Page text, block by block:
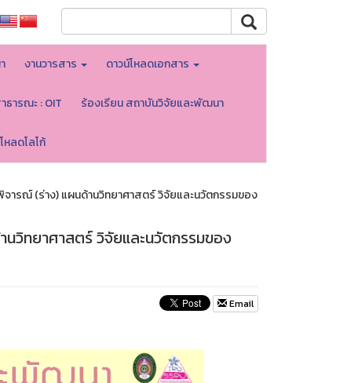
งานวารสาร ดาวน์โหลดเอกสาร
ธารณะ : OIT ร้องเรียน สถาบันวิจัยและพัฒนา
หลดโลโก้
ารณ์ (ร่าง) แผนด้านวิทยาศาสตร์ วิจัยและนวัตกรรมของ
วิทยาศาสตร์ วิจัยและนวัตกรรมของ
Email